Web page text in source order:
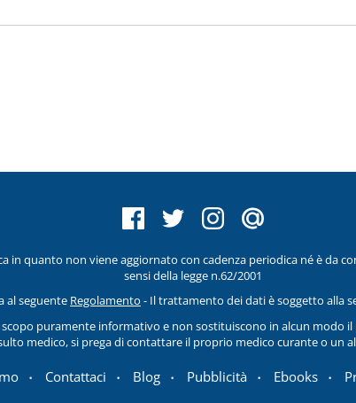
quanto non viene aggiornato con cadenza periodica né è da
sensi della legge n.62/2001
al seguente Regolamento - Il trattamento dei dati è soggetto alla
puramente informativo e non sostituiscono in alcun modo
medico, si prega di contattare il proprio medico curante o un
Contattaci Blog Pubblicità Ebooks